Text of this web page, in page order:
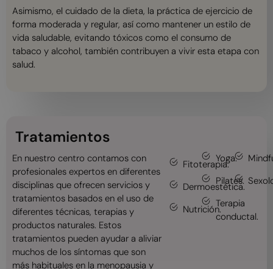
Asimismo, el cuidado de la dieta, la práctica de ejercicio de
forma moderada y regular, así como mantener un estilo de
vida saludable, evitando tóxicos como el consumo de
tabaco y alcohol, también contribuyen a vivir esta etapa con
salud.
Tratamientos
En nuestro centro contamos con
profesionales expertos en diferentes
disciplinas que ofrecen servicios y
tratamientos basados en el uso de
diferentes técnicas, terapias y
productos naturales. Estos
tratamientos pueden ayudar a aliviar
muchos de los síntomas que son
más habituales en la menopausia y
Fitoterapia.
Dermoestética.
Nutrición.
Yoga.
Pilates.
Terapia
conductal.